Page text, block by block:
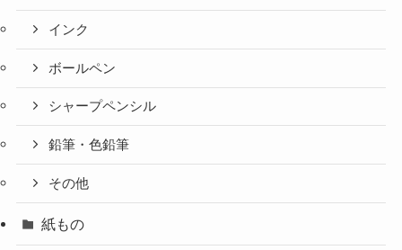
インク
ボールペン
シャープペンシル
鉛筆・色鉛筆
その他
紙もの